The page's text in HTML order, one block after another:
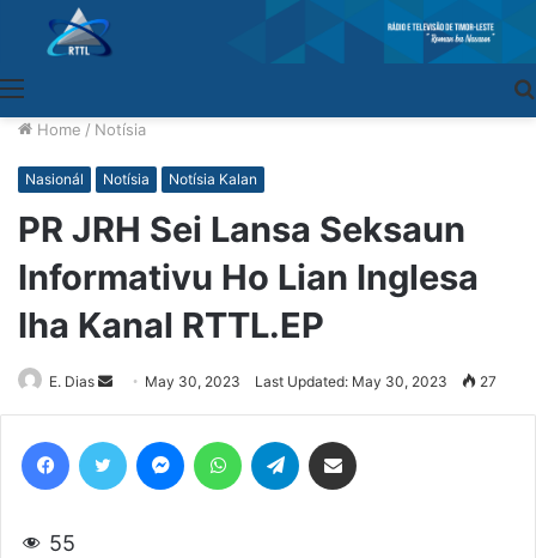
Home / Notísia
Nasionál Notísia Notísia Kalan
PR JRH Sei Lansa Seksaun
Informativu Ho Lian Inglesa
Iha Kanal RTTL.EP
E. Dias
Send
an
May 30, 2023 Last Updated: May 30, 2023 27
55